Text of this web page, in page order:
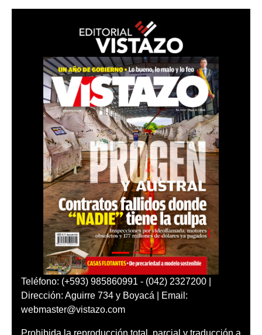
Teléfono: (+593) 985860991 - (042) 2327200 |
Dirección: Aguirre 734 y Boyacá | Email:
webmaster@vistazo.com
Prohibida la reproducción total, parcial y traducción a